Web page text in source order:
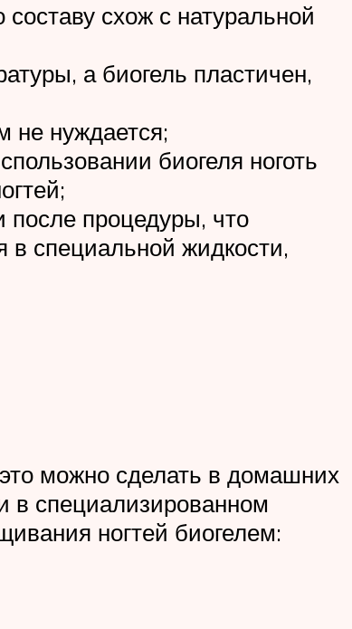
схож с натуральной
а биогель пластичен,
не нуждается;
биогеля ноготь
после процедуры, что
в специальной жидкости,
можно сделать в домашних
в специализированном
ногтей биогелем: